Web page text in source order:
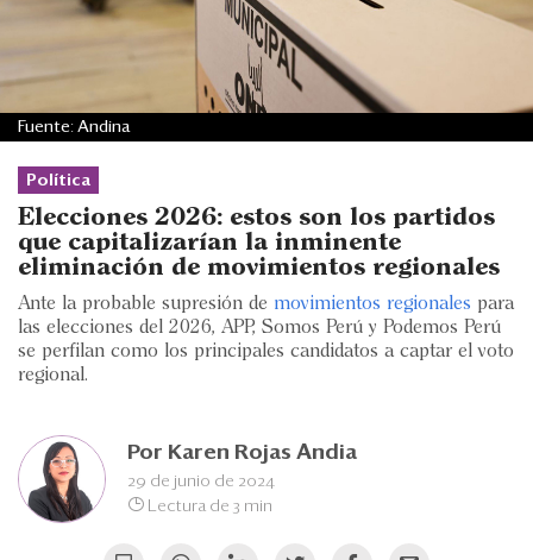
Sectores y Empresas
Economía y Finanzas
Eventos
Blogs
Ranking CEO
Política
Elecciones 2026: estos son los partidos
que capitalizarían la inminente
eliminación de movimientos regionales
Ante la probable supresión de movimientos regionales para
las elecciones del 2026, APP, Somos Perú y Podemos Perú
se perfilan como los principales candidatos a captar el voto
regional.
Por Karen Rojas Andia
29 de junio de 2024
Lectura de 3 min
Fuente: Andina